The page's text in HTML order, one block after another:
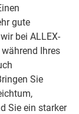
gute
bei ALLEX-
Ihres
Sie
Sie ein starker